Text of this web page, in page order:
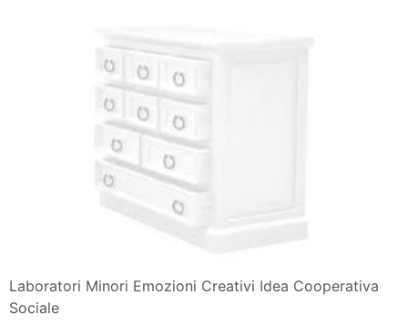
Laboratori Minori Emozioni Creativi Idea Cooperativa
Sociale